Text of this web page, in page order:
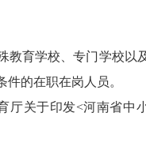
育学校、专门学校以
的在职在岗人员。
厅关于印发<河南省中